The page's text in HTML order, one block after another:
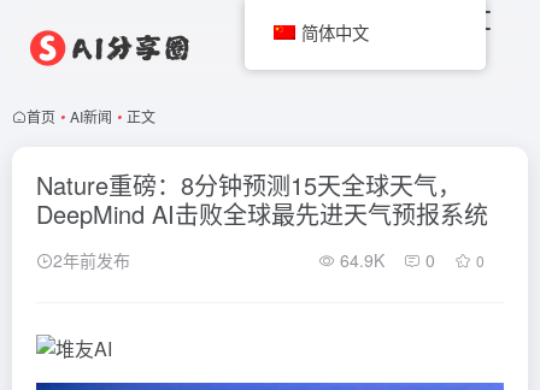
首页 • AI新闻 • 正文
Nature重磅：8分钟预测15天全球天气，
DeepMind AI击败全球最先进天气预报系统
2年前发布 64.9K 0 0
简体中文